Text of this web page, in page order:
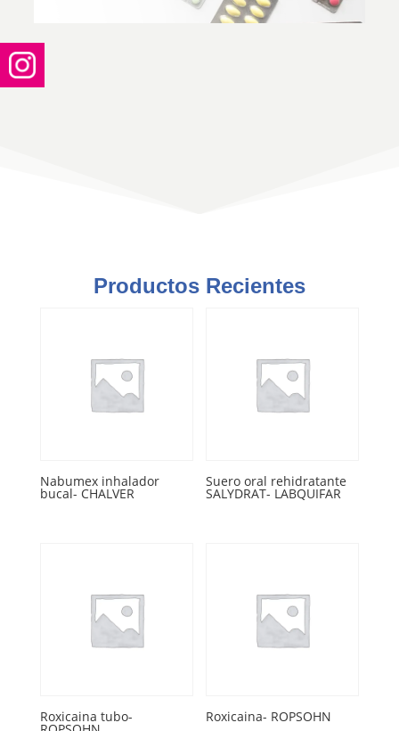
Productos Recientes
Nabumex inhalador
bucal- CHALVER
Suero oral rehidratante
SALYDRAT- LABQUIFAR
Roxicaina tubo- Roxicaina- ROPSOHN